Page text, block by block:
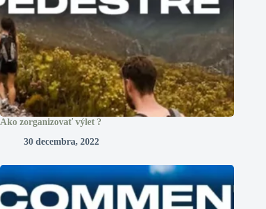
Ako zorganizovať výlet ?
30 decembra, 2022